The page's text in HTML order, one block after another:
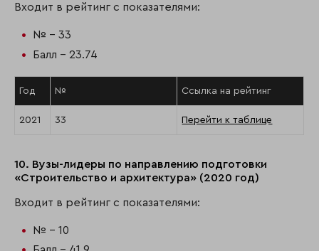
Входит в рейтинг с показателями:
№ - 33
Балл - 23.74
Год № Ссылка на рейтинг
2021 33 Перейти к таблице
10. Вузы-лидеры по направлению подготовки
«Строительство и архитектура» (2020 год)
Входит в рейтинг с показателями:
№ - 10